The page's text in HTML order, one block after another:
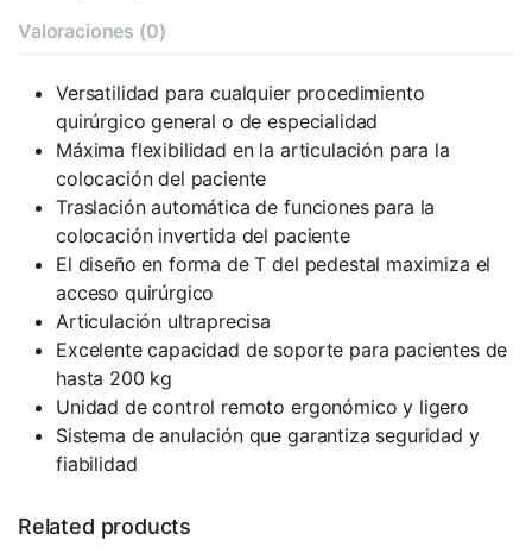
Valoraciones (0)
Versatilidad para cualquier procedimiento
quirúrgico general o de especialidad
Máxima flexibilidad en la articulación para la
colocación del paciente
Traslación automática de funciones para la
colocación invertida del paciente
El diseño en forma de T del pedestal maximiza el
acceso quirúrgico
Articulación ultraprecisa
Excelente capacidad de soporte para pacientes de
hasta 200 kg
Unidad de control remoto ergonómico y ligero
Sistema de anulación que garantiza seguridad y
fiabilidad
Related products